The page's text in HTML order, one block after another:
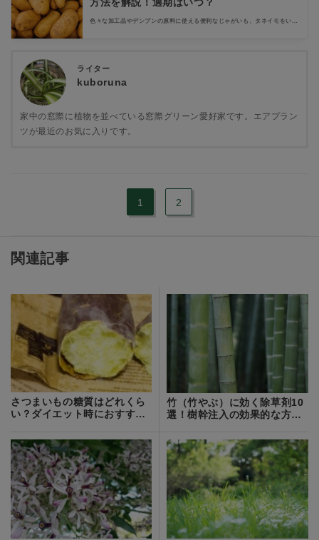
色々な加工品やデンプンの原料に使える便利なじゃがいも、タネイモをいれ
ライター
kuboruna
家中の窓際に植物を並べている窓際グリーン愛好家です。エアプラン
ツが最近のお気に入りです。
1 2
関連記事
さつまいもの糖質はどれくら
い？ダイエット時におすすめ
竹（竹やぶ）に効く除草剤10
選！樹幹注入の効果的な方法